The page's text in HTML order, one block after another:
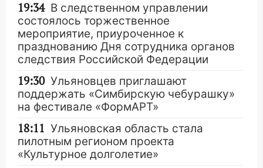
19:34 В следственном управлении
состоялось торжественное
мероприятие, приуроченное к
празднованию Дня сотрудника органов
следствия Российской Федерации
19:30 Ульяновцев приглашают
поддержать «Симбирскую чебурашку»
на фестивале «ФормАРТ»
18:11 Ульяновская область стала
пилотным регионом проекта
«Культурное долголетие»